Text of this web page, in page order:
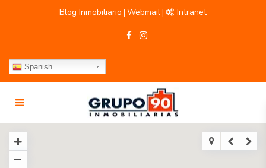
Blog Inmobiliario | Webmail| Intranet
Spanish